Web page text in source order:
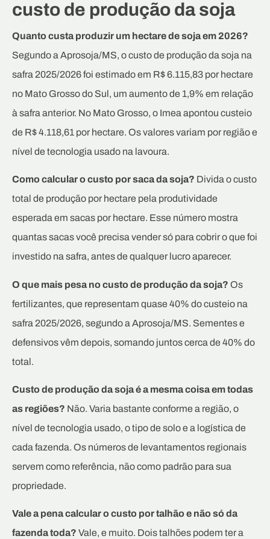
custo de produção da soja
Quanto custa produzir um hectare de soja em 2026?
Segundo a Aprosoja/MS, o custo de produção da soja na
safra 2025/2026 foi estimado em R$ 6.115,83 por hectare
no Mato Grosso do Sul, um aumento de 1,9% em relação
à safra anterior. No Mato Grosso, o Imea apontou custeio
de R$ 4.118,61 por hectare. Os valores variam por região e
nível de tecnologia usado na lavoura.
Como calcular o custo por saca da soja? Divida o custo
total de produção por hectare pela produtividade
esperada em sacas por hectare. Esse número mostra
quantas sacas você precisa vender só para cobrir o que foi
investido na safra, antes de qualquer lucro aparecer.
O que mais pesa no custo de produção da soja? Os
fertilizantes, que representam quase 40% do custeio na
safra 2025/2026, segundo a Aprosoja/MS. Sementes e
defensivos vêm depois, somando juntos cerca de 40% do
total.
Custo de produção da soja é a mesma coisa em todas
as regiões? Não. Varia bastante conforme a região, o
nível de tecnologia usado, o tipo de solo e a logística de
cada fazenda. Os números de levantamentos regionais
servem como referência, não como padrão para sua
propriedade.
Vale a pena calcular o custo por talhão e não só da
fazenda toda? Vale, e muito. Dois talhões podem ter a